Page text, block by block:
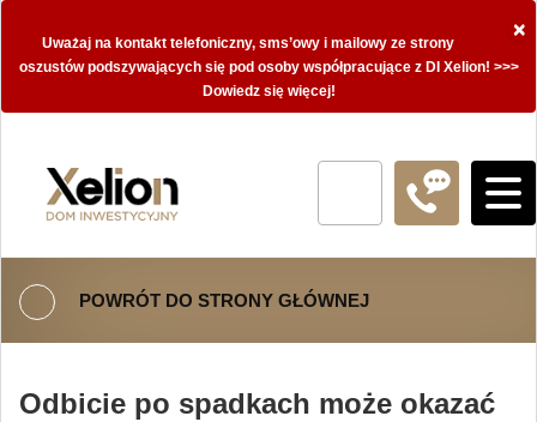
×
Uważaj na kontakt telefoniczny, sms’owy i mailowy ze strony
oszustów podszywających się pod osoby współpracujące z DI Xelion! >>>
Dowiedz się więcej!
POWRÓT DO STRONY GŁÓWNEJ
Odbicie po spadkach może okazać